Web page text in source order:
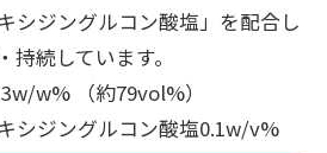
シジングルコン酸塩」を配合し
続しています。
w% （約79vol%）
シジングルコン酸塩0.1w/v%